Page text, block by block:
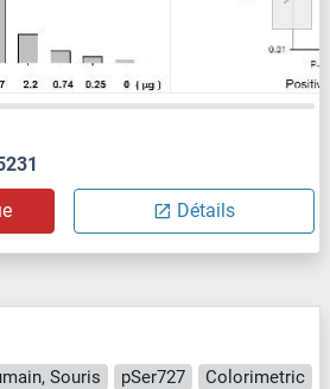
Détails
Souris pSer727
Colorimetric